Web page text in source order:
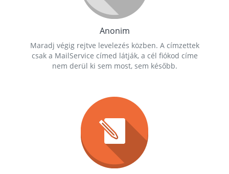
Anonim
Maradj végig rejtve levelezés közben. A címzettek
csak a MailService címed látják, a cél fiókod címe
nem derül ki sem most, sem később.